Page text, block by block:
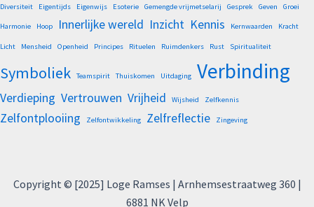
Diversiteit Eigentijds Eigenwijs Esoterie Gemengde vrijmetselarij Gesprek Geven Groei
Harmonie Hoop Innerlijke wereld Inzicht Kennis Kernwaarden Kracht
Licht Mensheid Openheid Principes Rituelen Ruimdenkers Rust Spiritualiteit
Symboliek Teamspirit Thuiskomen Uitdaging Verbinding
Verdieping Vertrouwen Vrijheid Wijsheid Zelfkennis
Zelfontplooiing Zelfontwikkeling Zelfreflectie Zingeving
Copyright © [2025] Loge Ramses | Arnhemsestraatweg 360 |
6881 NK Velp